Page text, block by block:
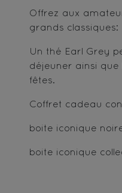
Offrez aux
grands classiques:
Un thé Earl Grey
déjeuner ainsi que
fêtes.
Coffret cadeau
boite iconique
boite iconique